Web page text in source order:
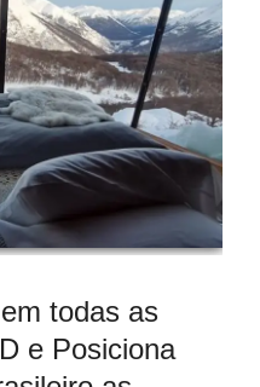
todas as
e Posiciona